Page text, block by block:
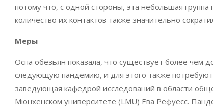
потому что, с одной стороны, эта небольшая
количество их контактов также значительно
Меры
Оспа обезьян показала, что существует более чем
следующую пандемию, и для этого также
заведующая кафедрой исследований в области
Мюнхенском университете (LMU) Ева Рефуесс.